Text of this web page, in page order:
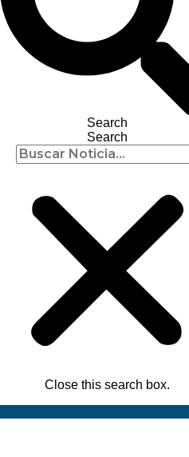
Search
Search
Close this search box.